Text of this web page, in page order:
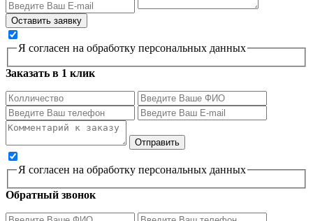
Я согласен на обработку персональных данных
Заказать в 1 клик
Я согласен на обработку персональных данных
Обратный звонок